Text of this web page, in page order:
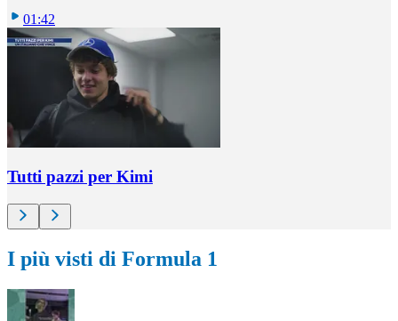
01:42
Tutti pazzi per Kimi
I più visti di Formula 1